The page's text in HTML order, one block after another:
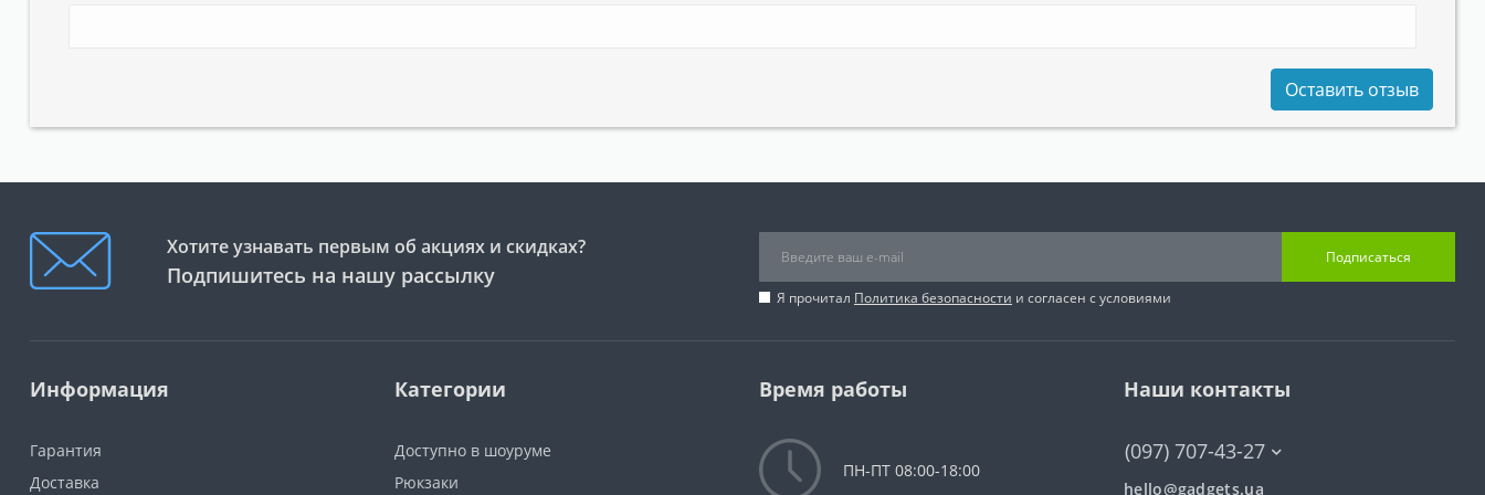
Оставить отзыв
Хотите узнавать первым об акциях и скидках?
Подпишитесь на нашу рассылку
Подписаться
Я прочитал Политика безопасности и согласен с условиями
Информация
Гарантия
Доставка
Категории
Доступно в шоуруме
Рюкзаки
Время работы
ПН-ПТ 08:00-18:00
Наши контакты
(097) 707-43-27
hello@gadgets.ua